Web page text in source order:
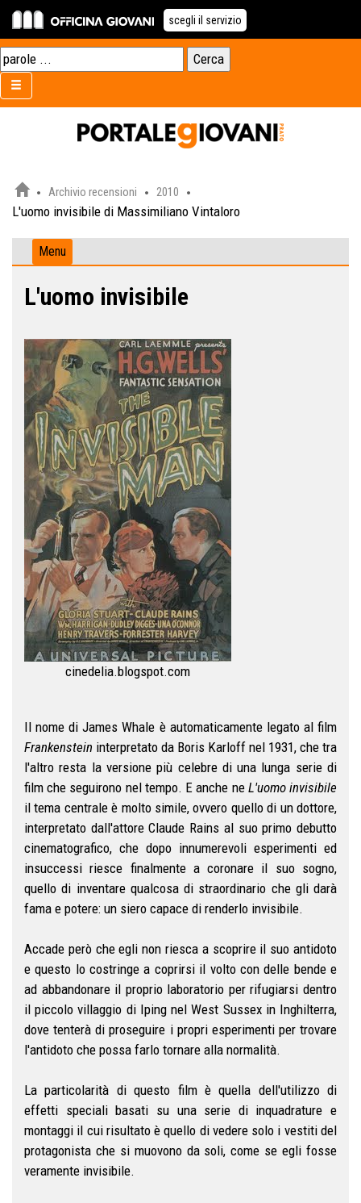
scegli il servizio
Archivio recensioni 2010
L'uomo invisibile di Massimiliano Vintaloro
Menu
L'uomo invisibile
cinedelia.blogspot.com
Il nome di James Whale è automaticamente legato al film
Frankenstein interpretato da Boris Karloff nel 1931, che tra
l'altro resta la versione più celebre di una lunga serie di
film che seguirono nel tempo. E anche ne L'uomo invisibile
il tema centrale è molto simile, ovvero quello di un dottore,
interpretato dall'attore Claude Rains al suo primo debutto
cinematografico, che dopo innumerevoli esperimenti ed
insuccessi riesce finalmente a coronare il suo sogno,
quello di inventare qualcosa di straordinario che gli darà
fama e potere: un siero capace di renderlo invisibile.
Accade però che egli non riesca a scoprire il suo antidoto
e questo lo costringe a coprirsi il volto con delle bende e
ad abbandonare il proprio laboratorio per rifugiarsi dentro
il piccolo villaggio di Iping nel West Sussex in Inghilterra,
dove tenterà di proseguire i propri esperimenti per trovare
l'antidoto che possa farlo tornare alla normalità.
La particolarità di questo film è quella dell'utilizzo di
effetti speciali basati su una serie di inquadrature e
montaggi il cui risultato è quello di vedere solo i vestiti del
protagonista che si muovono da soli, come se egli fosse
veramente invisibile.